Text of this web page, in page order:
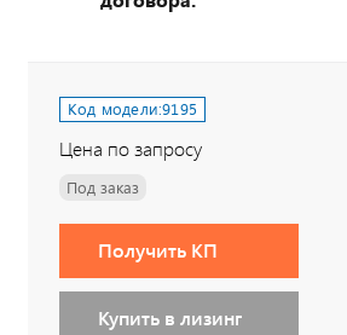
Код модели:9195
Цена по запросу
Под заказ
Получить КП
Купить в лизинг